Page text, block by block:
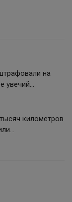
на
километров